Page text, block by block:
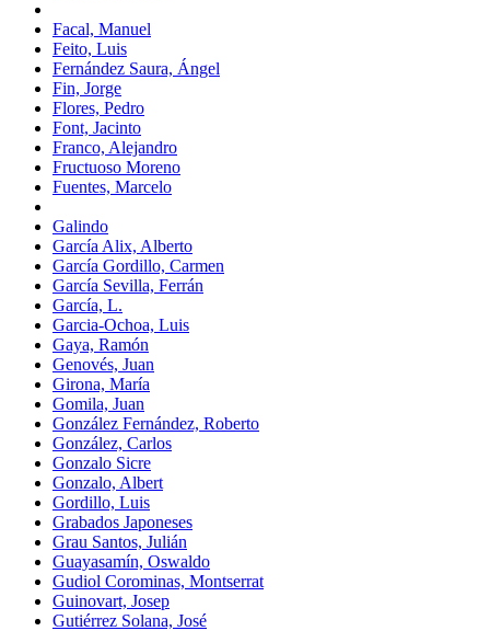
Facal, Manuel
Feito, Luis
Fernández Saura, Ángel
Fin, Jorge
Flores, Pedro
Font, Jacinto
Franco, Alejandro
Fructuoso Moreno
Fuentes, Marcelo
Galindo
García Alix, Alberto
García Gordillo, Carmen
García Sevilla, Ferrán
García, L.
Garcia-Ochoa, Luis
Gaya, Ramón
Genovés, Juan
Girona, María
Gomila, Juan
González Fernández, Roberto
González, Carlos
Gonzalo Sicre
Gonzalo, Albert
Gordillo, Luis
Grabados Japoneses
Grau Santos, Julián
Guayasamín, Oswaldo
Gudiol Corominas, Montserrat
Guinovart, Josep
Gutiérrez Solana, José